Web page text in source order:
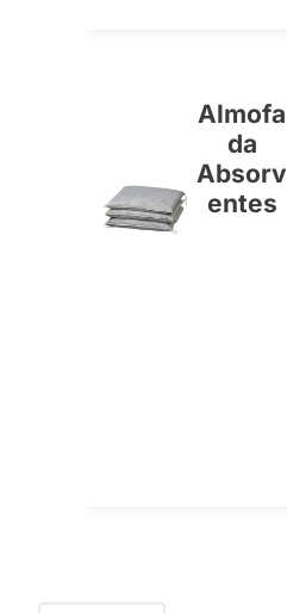
Almofa
da
Absorv
entes